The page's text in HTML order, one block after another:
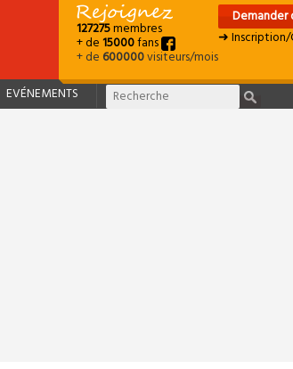
127275membres
+ de15000fans
+ de600000visiteurs/mois
Demander
➜ Inscription/
EVÉNEMENTS